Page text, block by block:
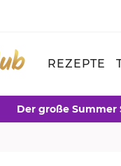
REZEPTE
Der große Summer